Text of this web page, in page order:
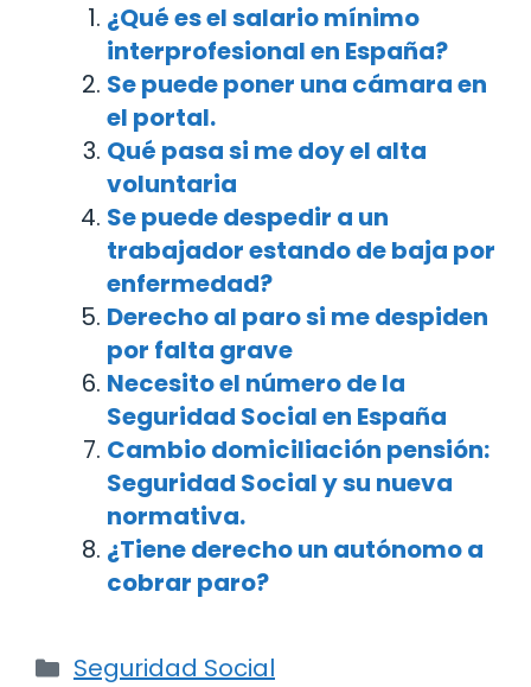
¿Qué es el salario mínimo
interprofesional en España?
Se puede poner una cámara en
el portal.
Qué pasa si me doy el alta
voluntaria
Se puede despedir a un
trabajador estando de baja por
enfermedad?
Derecho al paro si me despiden
por falta grave
Necesito el número de la
Seguridad Social en España
Cambio domiciliación pensión:
Seguridad Social y su nueva
normativa.
¿Tiene derecho un autónomo a
cobrar paro?
Categorías
Seguridad Social